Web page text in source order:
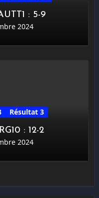
: 5-9
2024
Résultat 3
: 12-2
2024